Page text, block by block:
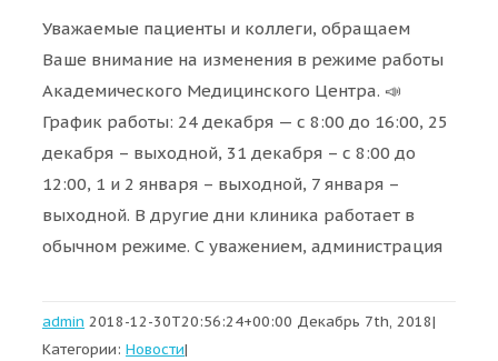
Уважаемые пациенты и коллеги, обращаем
Ваше внимание на изменения в режиме работы
Академического Медицинского Центра. 📣
График работы: 24 декабря — с 8:00 до 16:00, 25
декабря – выходной, 31 декабря – с 8:00 до
12:00, 1 и 2 января – выходной, 7 января –
выходной. В другие дни клиника работает в
обычном режиме. С уважением, администрация
admin 2018-12-30T20:56:24+00:00 Декабрь 7th, 2018|
Категории: Новости|